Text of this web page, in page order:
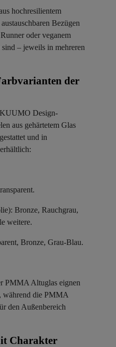
hochresilientem
Bezügen
oder veganem
– jeweils in mehreren
der
KUUMO Design-
aus gehärtetem Glas
und in
Bronze, Rauchgrau,
weitere.
Bronze, Grau-Blau.
PMMA Altuglas eignen
während die PMMA
den Außenbereich
Charakter